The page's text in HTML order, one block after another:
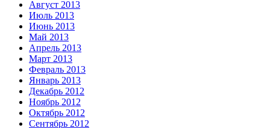
Август 2013
Июль 2013
Июнь 2013
Май 2013
Апрель 2013
Март 2013
Февраль 2013
Январь 2013
Декабрь 2012
Ноябрь 2012
Октябрь 2012
Сентябрь 2012